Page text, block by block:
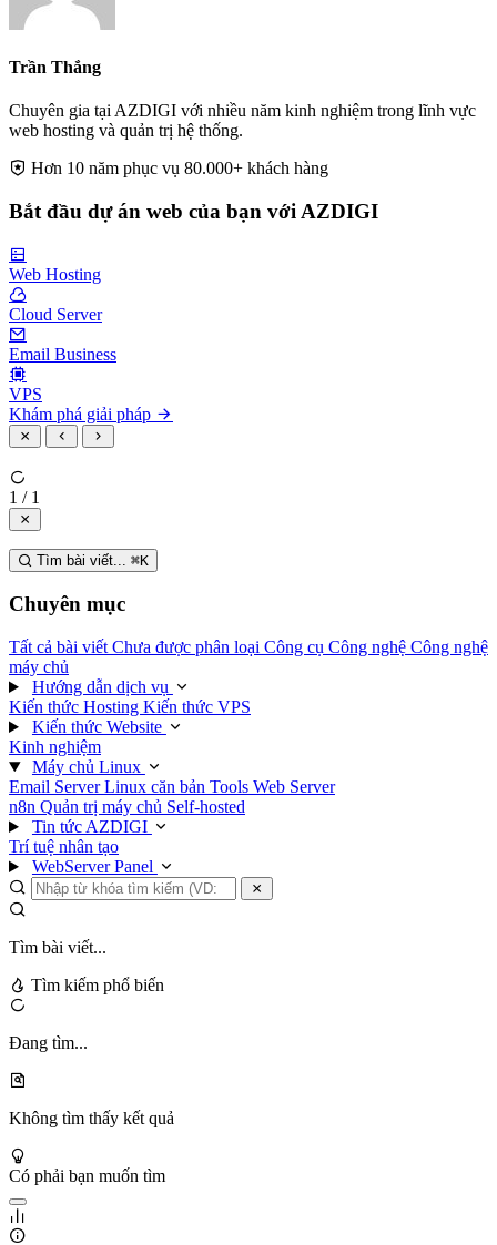
Trần Thắng
Chuyên gia tại AZDIGI với nhiều năm kinh nghiệm trong lĩnh vực
web hosting và quản trị hệ thống.
Hơn 10 năm phục vụ 80.000+ khách hàng
Bắt đầu dự án web của bạn với AZDIGI
Web Hosting
Cloud Server
Email Business
VPS
Khám phá giải pháp
1 / 1
Tìm bài viết... ⌘K
Chuyên mục
Tất cả bài viết Chưa được phân loại Công cụ Công nghệ Công nghệ
máy chủ
Hướng dẫn dịch vụ
Kiến thức Hosting Kiến thức VPS
Kiến thức Website
Kinh nghiệm
Máy chủ Linux
Email ServerLinux căn bản Tools Web Server
n8n Quản trị máy chủ Self-hosted
Tin tức AZDIGI
Trí tuệ nhân tạo
WebServer Panel
Tìm bài viết...
Tìm kiếm phổ biến
Đang tìm...
Không tìm thấy kết quả
Có phải bạn muốn tìm